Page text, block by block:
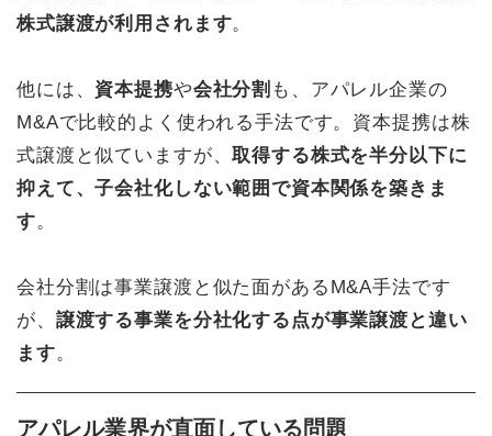
株式譲渡が利用されます。
他には、 資本提携や会社分割 も、アパレル企業の
M&Aで比較的よく使われる手法です。資本提携は株
式譲渡と似ていますが、取得する株式を半分以下に
抑えて、子会社化しない範囲で資本関係を築きま
す。
会社分割は事業譲渡と似た面があるM&A手法です
が、 譲渡する事業を分社化する点が事業譲渡と違い
ます。
アパレル業界が直面している問題